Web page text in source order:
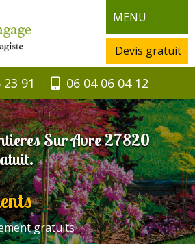
MENU
Devis gratuit
91 06 04 06 04 12
Sur Avre 27820
gratuits